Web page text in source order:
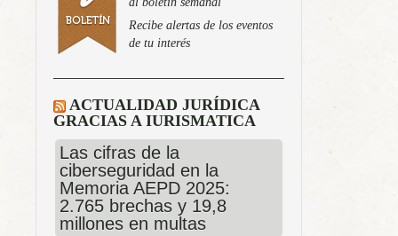
Recibe alertas de los eventos
de tu interés
ACTUALIDAD JURÍDICA
GRACIAS A IURISMATICA
Las cifras de la
ciberseguridad en la
Memoria AEPD 2025:
2.765 brechas y 19,8
millones en multas